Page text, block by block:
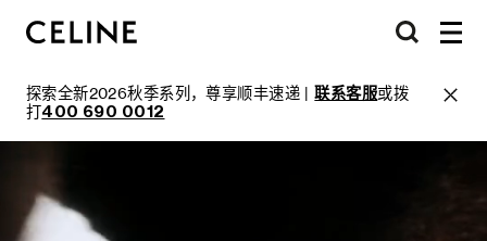
探索全新2026秋季系列，尊享顺丰速递 |联系客服或拨
打400 690 0012